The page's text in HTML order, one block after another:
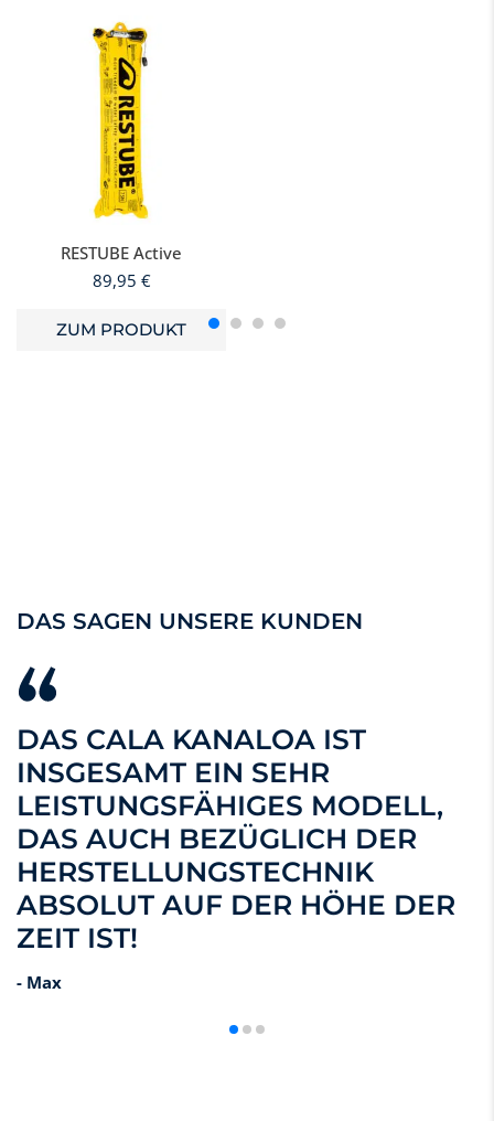
Salzwasserfest
100% Füllstand geprüft
Normierte Einstichkappe
Für Flugtransport IATA- bzw. TSA-Bestimmungen
beachten: www.restube.com/fly
RESTUBE Active
89,95 €
ZUM PRODUKT
DAS SAGEN UNSERE KUNDEN
DAS CALA KANALOA IST
INSGESAMT EIN SEHR
LEISTUNGSFÄHIGES MODELL,
DAS AUCH BEZÜGLICH DER
HERSTELLUNGSTECHNIK
ABSOLUT AUF DER HÖHE DER
ZEIT IST!
- Max